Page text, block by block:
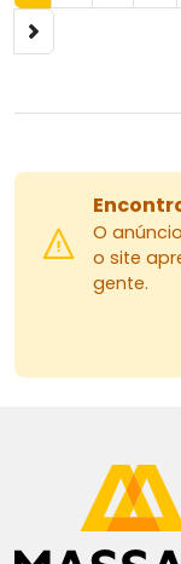
O
o site
gente.